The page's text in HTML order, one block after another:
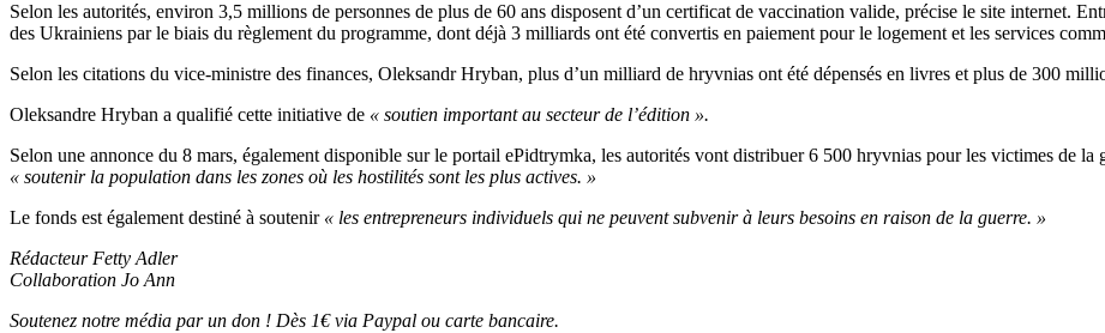
Selon les autorités, environ 3,5 millions de personnes de plus de 60 ans disposent d’un certificat de vaccination valide, précise le site internet.
des Ukrainiens par le biais du règlement du programme, dont déjà 3 milliards ont été convertis en paiement pour le logement et les services
Selon les citations du vice-ministre des finances, Oleksandr Hryban, plus d’un milliard de hryvnias ont été dépensés en livres et plus de 300
Oleksandre Hryban a qualifié cette initiative de « soutien important au secteur de l’édition ».
Selon une annonce du 8 mars, également disponible sur le portail ePidtrymka, les autorités vont distribuer 6 500 hryvnias pour les victimes de la
« soutenir la population dans les zones où les hostilités sont les plus actives. »
Le fonds est également destiné à soutenir « les entrepreneurs individuels qui ne peuvent subvenir à leurs besoins en raison de la guerre. »
Rédacteur Fetty Adler
Collaboration Jo Ann
Soutenez notre média par un don ! Dès 1€ via Paypal ou carte bancaire.